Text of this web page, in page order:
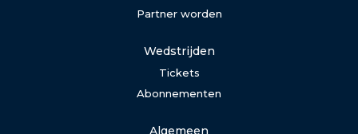
Partner worden
Wedstrijden
Tickets
Abonnementen
Algemeen